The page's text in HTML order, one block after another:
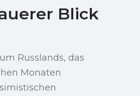
Blick
Russlands, das
Monaten